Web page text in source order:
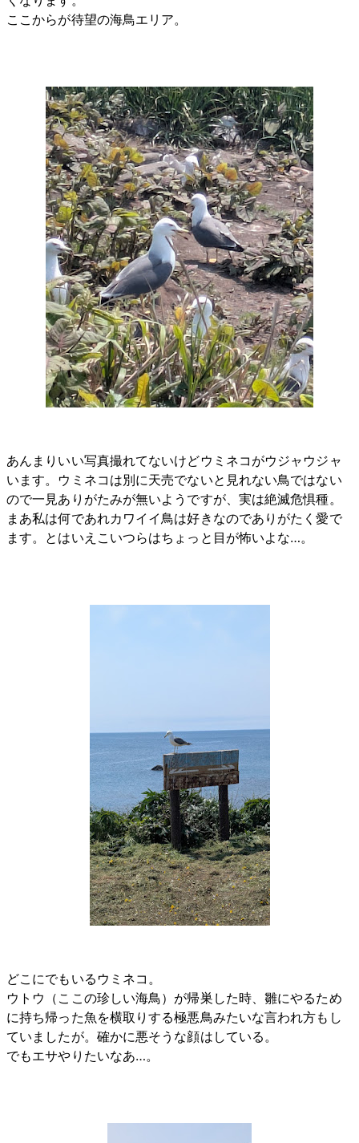
ここからが待望の海鳥エリア。
あんまりいい写真撮れてないけどウミネコがウジャウジャ
います。ウミネコは別に天売でないと見れない鳥ではない
ので一見ありがたみが無いようですが、実は絶滅危惧種。
まあ私は何であれカワイイ鳥は好きなのでありがたく愛で
ます。とはいえこいつらはちょっと目が怖いよな…。
どこにでもいるウミネコ。
ウトウ（ここの珍しい海鳥）が帰巣した時、雛にやるため
に持ち帰った魚を横取りする極悪鳥みたいな言われ方もし
ていましたが。確かに悪そうな顔はしている。
でもエサやりたいなあ…。